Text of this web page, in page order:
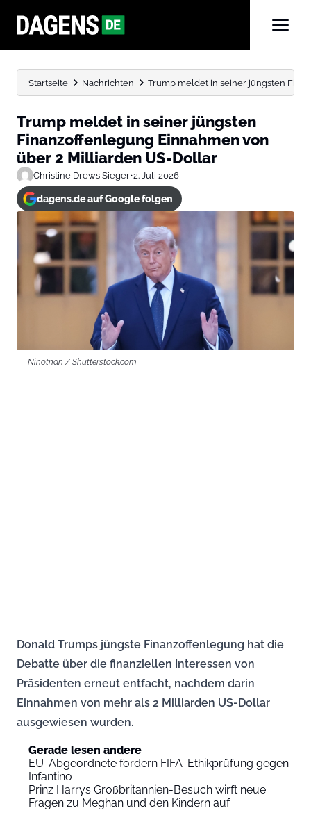
Startseite Nachrichten Trump meldet in seiner jüngsten
Trump meldet in seiner jüngsten
Finanzoffenlegung Einnahmen von
über 2 Milliarden US-Dollar
Christine Drews Sieger•2. Juli 2026
dagens.de auf Google folgen
Ninotnan / Shutterstock.com
Donald Trumps jüngste Finanzoffenlegung hat die
Debatte über die finanziellen Interessen von
Präsidenten erneut entfacht, nachdem darin
Einnahmen von mehr als 2 Milliarden US-Dollar
ausgewiesen wurden.
Gerade lesen andere
EU-Abgeordnete fordern FIFA-Ethikprüfung gegen
Infantino
Prinz Harrys Großbritannien-Besuch wirft neue
Fragen zu Meghan und den Kindern auf